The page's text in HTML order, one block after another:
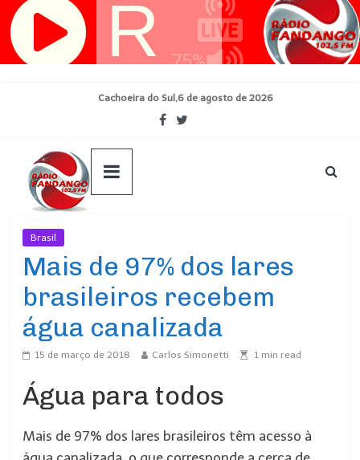
Pular
para
Cachoeira do Sul,6 de agosto de 2026
Brasil
Mais de 97% dos lares
brasileiros recebem
água canalizada
15 de março de 2018 Carlos Simonetti 1 min read
Água para todos
Mais de 97% dos lares brasileiros têm acesso à